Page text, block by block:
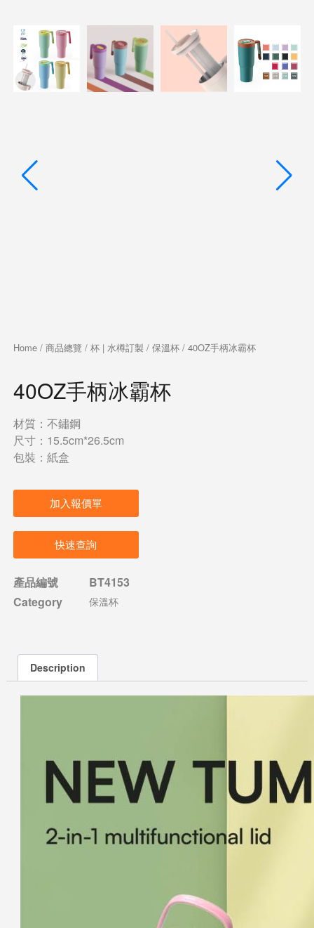
Home/ 商品總覽 / 杯 | 水樽訂製 / 保溫杯/ 40OZ手柄冰霸杯
40OZ手柄冰霸杯
材質：不鏽鋼
尺寸：15.5cm*26.5cm
包裝：紙盒
加入報價單
快速查詢
產品編號
BT4153
Category
保溫杯
Description